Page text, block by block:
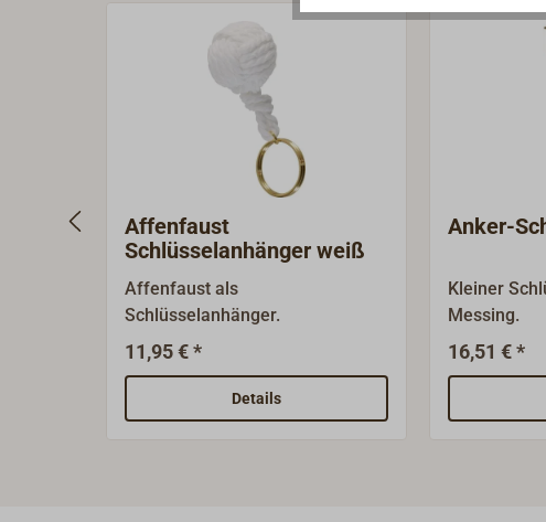
Affenfaust
Schlüsselanhänger weiß
Affenfaust als
Schlüsselanhänger.
11,95 € *
Details
Anker-
Kleiner
Messing.
16,51 € *